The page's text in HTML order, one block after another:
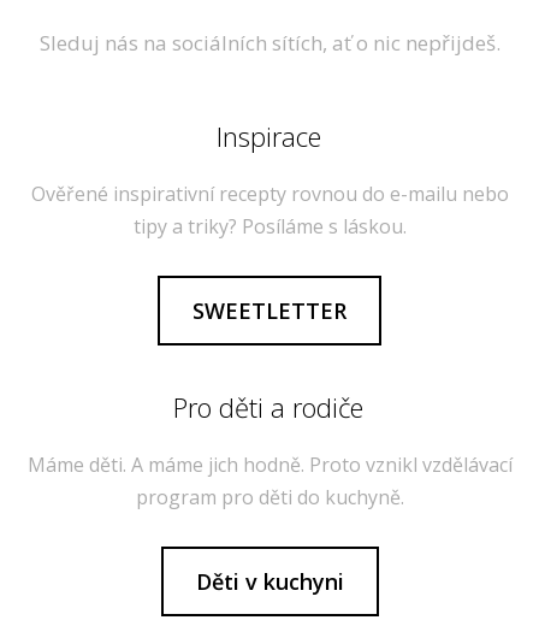
Sleduj nás na sociálních sítích, ať o nic nepřijdeš.
Inspirace
Ověřené inspirativní recepty rovnou do e-mailu nebo
tipy a triky? Posíláme s láskou.
SWEETLETTER
Pro děti a rodiče
Máme děti. A máme jich hodně. Proto vznikl vzdělávací
program pro děti do kuchyně.
Děti v kuchyni